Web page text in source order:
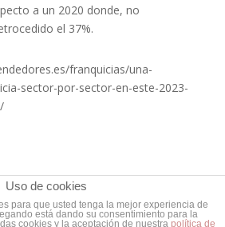
a un 2020 donde, no
el 37%.
franquicias/una-
sector-por-sector-en-este-2023-
Uso de cookies
para que usted tenga la mejor experiencia de
está dando su consentimiento para la
cookies y la aceptación de nuestra política de